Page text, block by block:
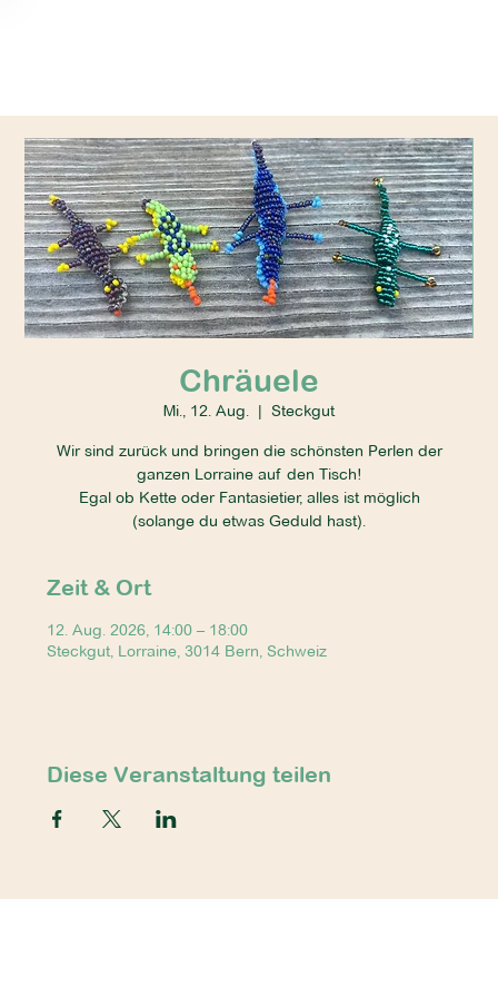
Chräuele
Mi., 12. Aug.
  |
Steckgut
Wir sind zurück und bringen die schönsten Perlen der
ganzen Lorraine auf den Tisch!
Egal ob Kette oder Fantasietier, alles ist möglich
(solange du etwas Geduld hast).
Zeit & Ort
12. Aug. 2026, 14:00 – 18:00
Steckgut, Lorraine, 3014 Bern, Schweiz
Diese Veranstaltung teilen